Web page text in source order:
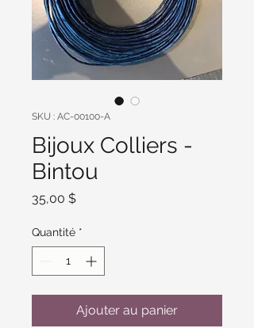
SKU : AC-00100-A
Bijoux Colliers -
Bintou
35,00 $Prix
Quantité *
Ajouter au panier